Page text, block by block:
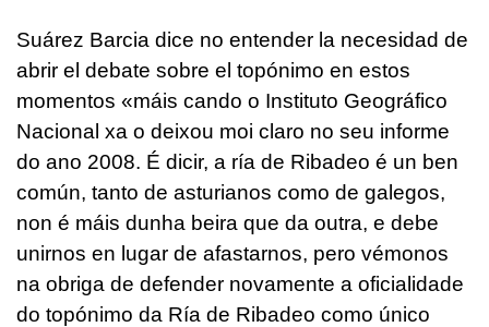
Suárez Barcia dice no entender la necesidad de
abrir el debate sobre el topónimo en estos
momentos «máis cando o Instituto Geográfico
Nacional xa o deixou moi claro no seu informe
do ano 2008. É dicir, a ría de Ribadeo é un ben
común, tanto de asturianos como de galegos,
non é máis dunha beira que da outra, e debe
unirnos en lugar de afastarnos, pero vémonos
na obriga de defender novamente a oficialidade
do topónimo da Ría de Ribadeo como único